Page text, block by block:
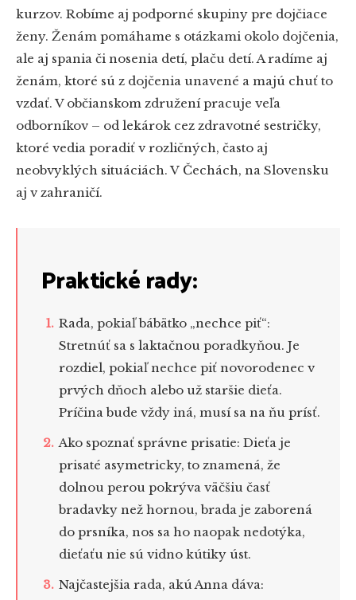
kurzov. Robíme aj podporné skupiny pre dojčiace
ženy. Ženám pomáhame s otázkami okolo dojčenia,
ale aj spania či nosenia detí, plaču detí. A radíme aj
ženám, ktoré sú z dojčenia unavené a majú chuť to
vzdať.V občianskom združení pracuje veľa
odborníkov – od lekárok cez zdravotné sestričky,
ktoré vedia poradiť v rozličných, často aj
neobvyklých situáciách.V Čechách, na Slovensku
aj v zahraničí.
Praktické rady:
Rada, pokiaľ bábätko „nechce piť“:
Stretnúť sa s laktačnou poradkyňou. Je
rozdiel, pokiaľ nechce piť novorodenec v
prvých dňoch alebo už staršie dieťa.
Príčina bude vždy iná, musí sa na ňu prísť.
Ako spoznať správne prisatie: Dieťa je
prisaté asymetricky, to znamená, že
dolnou perou pokrýva väčšiu časť
bradavky než hornou, brada je zaborená
do prsníka, nos sa ho naopak nedotýka,
dieťaťu nie sú vidno kútiky úst.
Najčastejšia rada, akú Anna dáva: